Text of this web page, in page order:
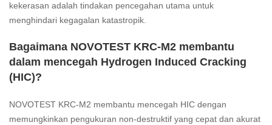
kekerasan adalah tindakan pencegahan utama untuk
menghindari kegagalan katastropik.
Bagaimana NOVOTEST KRC-M2 membantu
dalam mencegah Hydrogen Induced Cracking
(HIC)?
NOVOTEST KRC-M2 membantu mencegah HIC dengan
memungkinkan pengukuran non-destruktif yang cepat dan akurat